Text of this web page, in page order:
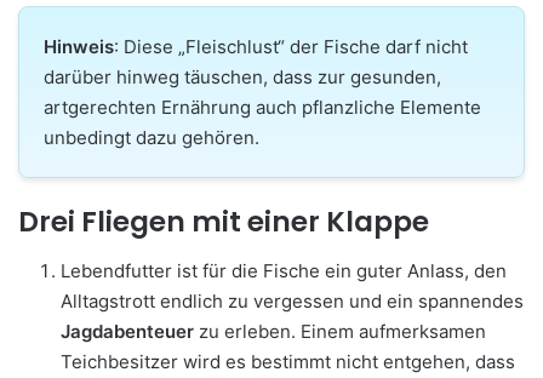
Hinweis: Diese „Fleischlust“ der Fische darf nicht
darüber hinweg täuschen, dass zur gesunden,
artgerechten Ernährung auch pflanzliche Elemente
unbedingt dazu gehören.
Drei Fliegen mit einer Klappe
Lebendfutter ist für die Fische ein guter Anlass, den
Alltagstrott endlich zu vergessen und ein spannendes
Jagdabenteuer zu erleben. Einem aufmerksamen
Teichbesitzer wird es bestimmt nicht entgehen, dass